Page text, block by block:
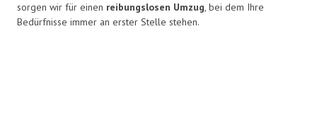
sorgen wir für einen reibungslosen Umzug, bei dem Ihre
Bedürfnisse immer an erster Stelle stehen.